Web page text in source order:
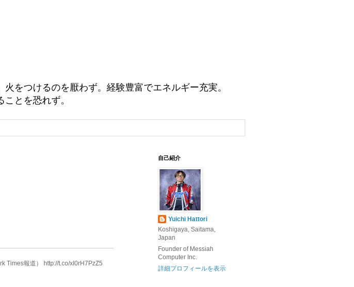
をつけるのを厭わず。経験豊富でエネルギー充実。
とを恐れず。
Times報道） http://t.co/xI0rH7PzZ5
自己紹介
Yuichi Hattori
Koshigaya, Saitama,
Japan
Founder of Messiah
Computer Inc.
詳細プロフィールを表示